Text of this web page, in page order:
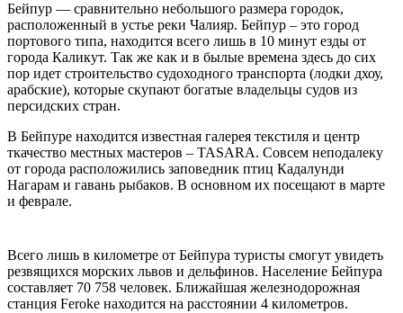
Бейпур — сравнительно небольшого размера городок,
расположенный в устье реки Чалияр. Бейпур – это город
портового типа, находится всего лишь в 10 минут езды от
города Каликут. Так же как и в былые времена здесь до сих
пор идет строительство судоходного транспорта (лодки дхоу,
арабские), которые скупают богатые владельцы судов из
персидских стран.
В Бейпуре находится известная галерея текстиля и центр
ткачество местных мастеров – TASARA. Совсем неподалеку
от города расположились заповедник птиц Кадалунди
Нагарам и гавань рыбаков. В основном их посещают в марте
и феврале.
Всего лишь в километре от Бейпура туристы смогут увидеть
резвящихся морских львов и дельфинов. Население Бейпура
составляет 70 758 человек. Ближайшая железнодорожная
станция Feroke находится на расстоянии 4 километров.